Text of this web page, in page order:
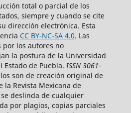
total o parcial de los
siempre y cuando se cite
dirección electrónica. Esta
CC BY-NC-SA 4.0. Las
por los autores no
la postura de la Universidad
Estado de Puebla.ISSN 3061-
son de creación original de
la Revista Mexicana de
deslinda de cualquier
por plagios, copias parciales